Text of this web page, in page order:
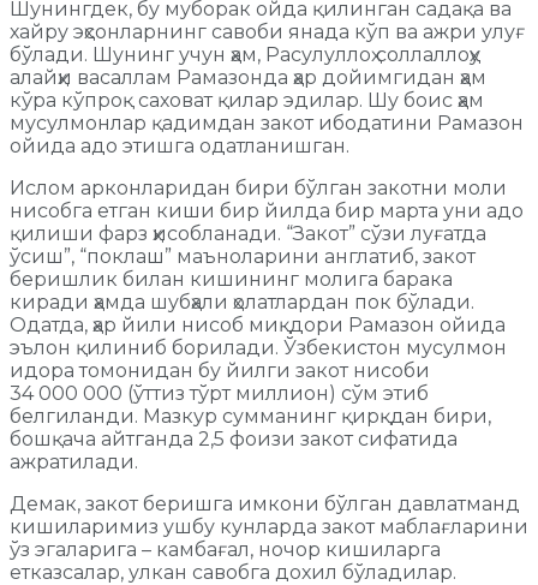
Шунингдек, бу муборак ойда қилинган садақа ва
хайру эҳсонларнинг савоби янада кўп ва ажри улуғ
бўлади. Шунинг учун ҳам, Расулуллоҳ соллаллоҳу
алайҳи васаллам Рамазонда ҳар дойимгидан ҳам
кўра кўпроқ саховат қилар эдилар. Шу боис ҳам
мусулмонлар қадимдан закот ибодатини Рамазон
ойида адо этишга одатланишган.
Ислом арконларидан бири бўлган закотни моли
нисобга етган киши бир йилда бир марта уни адо
қилиши фарз ҳисобланади. “Закот” сўзи луғатда
ўсиш”, “поклаш” маъноларини англатиб, закот
беришлик билан кишининг молига барака
киради ҳамда шубҳали ҳолатлардан пок бўлади.
Одатда, ҳар йили нисоб миқдори Рамазон ойида
эълон қилиниб борилади. Ўзбекистон мусулмон
идора томонидан бу йилги закот нисоби
34 000 000 (ўттиз тўрт миллион) сўм этиб
белгиланди. Мазкур сумманинг қирқдан бири,
бошқача айтганда 2,5 фоизи закот сифатида
ажратилади.
Демак, закот беришга имкони бўлган давлатманд
кишиларимиз ушбу кунларда закот маблағларини
ўз эгаларига – камбағал, ночор кишиларга
етказсалар, улкан савобга дохил бўладилар.